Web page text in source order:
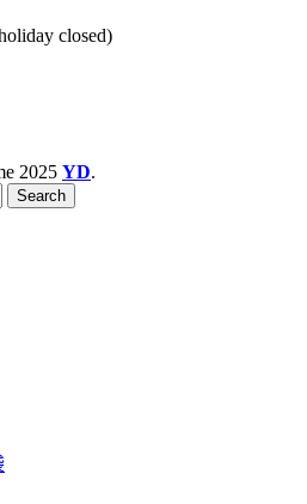
closed)
2025 YD.
Search